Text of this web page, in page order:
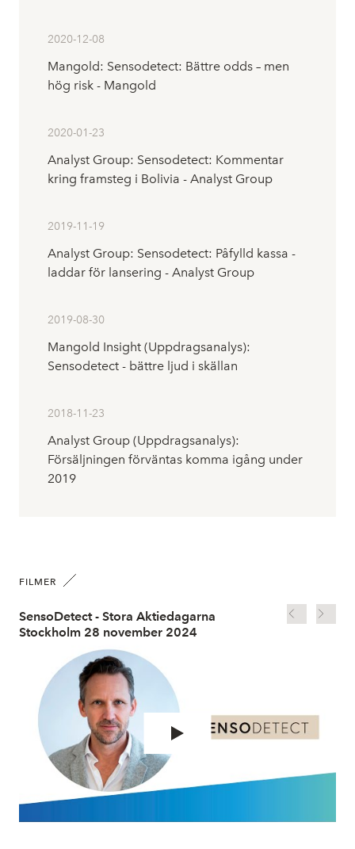
2020-12-08
Mangold: Sensodetect: Bättre odds – men
hög risk - Mangold
2020-01-23
Analyst Group: Sensodetect: Kommentar
kring framsteg i Bolivia - Analyst Group
2019-11-19
Analyst Group: Sensodetect: Påfylld kassa -
laddar för lansering - Analyst Group
2019-08-30
Mangold Insight (Uppdragsanalys):
Sensodetect - bättre ljud i skällan
2018-11-23
Analyst Group (Uppdragsanalys):
Försäljningen förväntas komma igång under
2019
FILMER
SensoDetect - Stora Aktiedagarna
Stockholm 28 november 2024